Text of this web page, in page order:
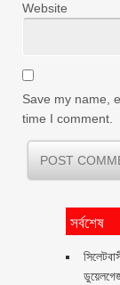
Website
Save my name,
time I comment.
সর্বশেষ